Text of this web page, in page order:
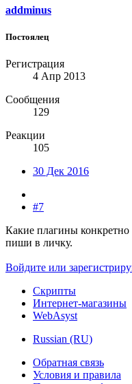
addminus
Постоялец
Регистрация
4 Апр 2013
Сообщения
129
Реакции
105
30 Дек 2016
#7
Какие плагины
пиши в личку.
Войдите или
Скрипты
Интернет-магазины
WebAsyst
Russian (RU)
Обратная связь
Условия и правила